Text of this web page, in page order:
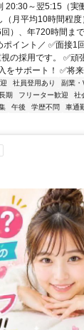
20:30～翌5:15（
月平均10時間程
）、年720時間ま
ポイント／ ✅面接
の採用です。 ✅
をサポート！ ✅将
社員登用あり 副業・
期 フリーター歓迎 社
午後 学歴不問 車通